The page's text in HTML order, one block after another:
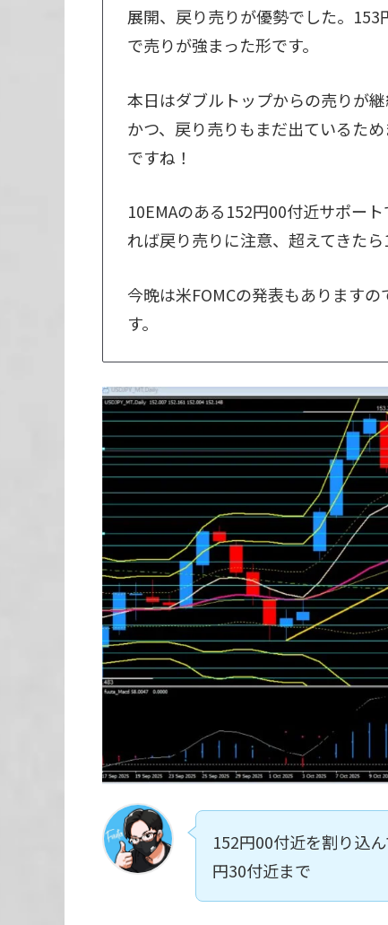
展開、戻り売りが優勢でした。
で売りが強まった形です。
本日はダブルトップからの売りが
かつ、戻り売りもまだ出ているた
ですね！
10EMAのある152円00付近サポー
れば戻り売りに注意、超えてきた
今晩は米FOMCの発表もあります
す。
152円00付近を割り込
円30付近まで